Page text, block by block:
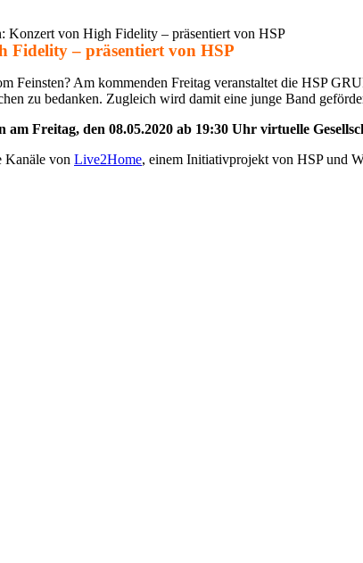
Konzert von High Fide­lity – präsen­tiert von HSP
Fide­lity – präsen­tiert von HSP
Feinsten? Am kommenden Freitag veran­staltet die HSP
zu bedanken. Zugleich wird damit eine junge Band
Freitag, den 08.05.2020 ab 19:30 Uhr virtu­elle
Kanäle von Live2Home, einem Initia­tiv­pro­jekt von HSP und